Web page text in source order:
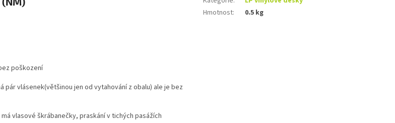
poškození
pár vlásenek(většinou jen od vytahování z obalu) ale je bez
má vlasové škrábanečky, praskání v tichých pasážích
Hmotnost: 0.5 kg